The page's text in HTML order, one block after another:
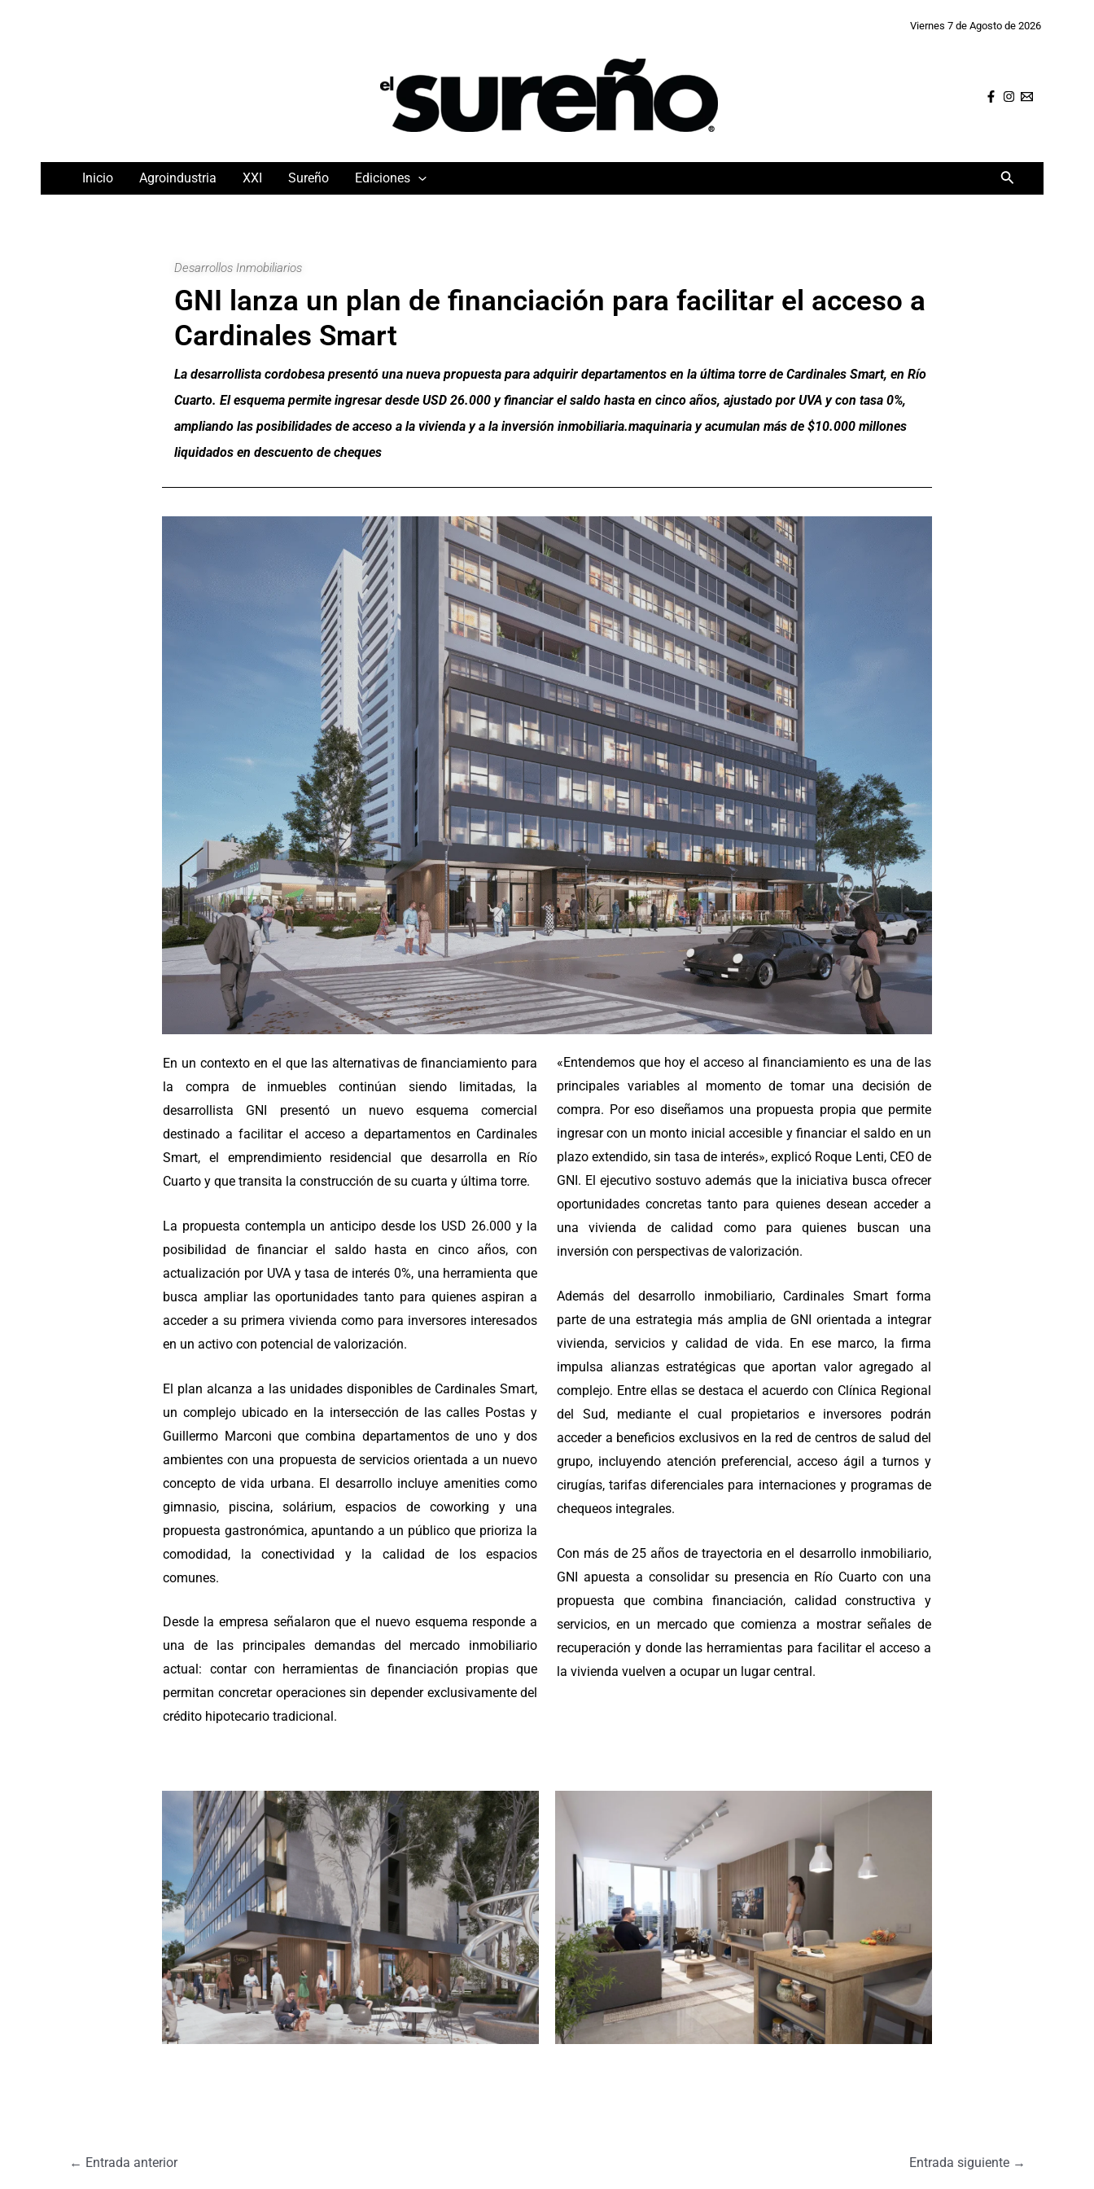
Viernes 7 de Agosto de 2026
Inicio Agroindustria XXI Sureño Ediciones Buscar
Desarrollos Inmobiliarios
GNI lanza un plan de financiación para facilitar el acceso a
Cardinales Smart
La desarrollista cordobesa presentó una nueva propuesta para adquirir departamentos en laúltima torre de Cardinales Smart, en Río
Cuarto. El esquema permite ingresar desde USD 26.000 y financiar el saldo hasta en cinco años, ajustado por UVA y con tasa 0%,
ampliando las posibilidades de acceso a la vivienda y a la inversión inmobiliaria.maquinaria y acumulan más de $10.000 millones
liquidados en descuento de cheques
En un contexto en el que las alternativas de financiamiento para
la compra de inmuebles continúan siendo limitadas, la
desarrollista GNI presentó un nuevo esquema comercial
destinado a facilitar el acceso a departamentos en Cardinales
Smart, el emprendimiento residencial que desarrolla en Río
Cuarto y que transita la construcción de su cuarta y última torre.
La propuesta contempla un anticipo desde los USD 26.000 y la
posibilidad de financiar el saldo hasta en cinco años, con
actualización por UVA y tasa de interés 0%, una herramienta que
busca ampliar las oportunidades tanto para quienes aspiran a
acceder a su primera vivienda como para inversores interesados
en un activo con potencial de valorización.
El plan alcanza a las unidades disponibles de Cardinales Smart,
un complejo ubicado en la intersección de las calles Postas y
Guillermo Marconi que combina departamentos de uno y dos
ambientes con una propuesta de servicios orientada a un nuevo
concepto de vida urbana. El desarrollo incluye amenities como
gimnasio, piscina, solárium, espacios de coworking y una
propuesta gastronómica, apuntando a un público que prioriza la
comodidad, la conectividad y la calidad de los espacios
comunes.
Desde la empresa señalaron que el nuevo esquema responde a
una de las principales demandas del mercado inmobiliario
actual: contar con herramientas de financiación propias que
permitan concretar operaciones sin depender exclusivamente del
crédito hipotecario tradicional.
«Entendemos que hoy el acceso al financiamiento es una de las
principales variables al momento de tomar una decisión de
compra. Por eso diseñamos una propuesta propia que permite
ingresar con un monto inicial accesible y financiar el saldo en un
plazo extendido, sin tasa de interés», explicó Roque Lenti, CEO de
GNI. El ejecutivo sostuvo además que la iniciativa busca ofrecer
oportunidades concretas tanto para quienes desean acceder a
una vivienda de calidad como para quienes buscan una
inversión con perspectivas de valorización.
Además del desarrollo inmobiliario, Cardinales Smart forma
parte de una estrategia más amplia de GNI orientada a integrar
vivienda, servicios y calidad de vida. En ese marco, la firma
impulsa alianzas estratégicas que aportan valor agregado al
complejo. Entre ellas se destaca el acuerdo con Clínica Regional
del Sud, mediante el cual propietarios e inversores podrán
acceder a beneficios exclusivos en la red de centros de salud del
grupo, incluyendo atención preferencial, acceso ágil a turnos y
cirugías, tarifas diferenciales para internaciones y programas de
chequeos integrales.
Con más de 25 años de trayectoria en el desarrollo inmobiliario,
GNI apuesta a consolidar su presencia en Río Cuarto con una
propuesta que combina financiación, calidad constructiva y
servicios, en un mercado que comienza a mostrar señales de
recuperación y donde las herramientas para facilitar el acceso a
la vivienda vuelven a ocupar un lugar central.
← Entrada anterior Entrada siguiente →